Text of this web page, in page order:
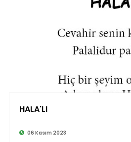
HALA'LI
06 Kasım 2023